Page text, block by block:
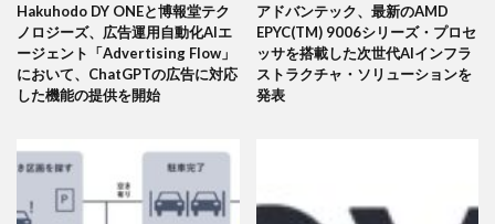
Hakuhodo DY ONEと博報堂テク
ノロジーズ、広告運用自動化AIエ
ージェント「Advertising Flow」
において、ChatGPTの広告に対応
した機能の提供を開始
アドバンテック、最新のAMD
EPYC(TM) 9006シリーズ・プロセ
ッサを搭載した次世代AIインフラ
ストラクチャ・ソリューションを
発表